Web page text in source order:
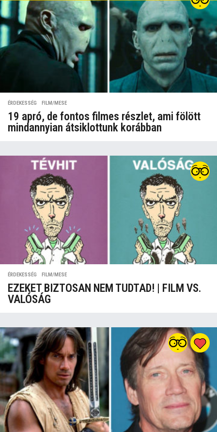
ÉRDEKESSÉG ,FILM/MESE
19 apró, de fontos filmes részlet, ami fölött
mindannyian átsiklottunk korábban
ÉRDEKESSÉG ,FILM/MESE
EZEKET BIZTOSAN NEM TUDTAD! | FILM VS.
VALÓSÁG